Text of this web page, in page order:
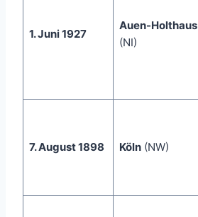
1. Juni 1927
Auen-Holthaus
(NI)
7. August 1898 Köln(NW)